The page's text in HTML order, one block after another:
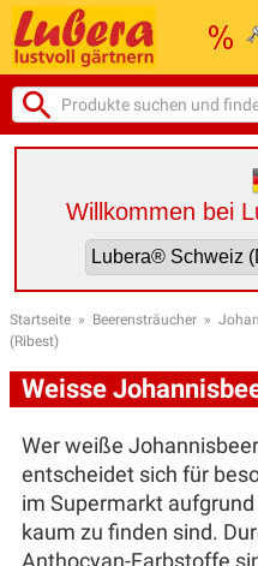
Willkommen bei
Startseite » Beerensträucher »
(Ribest)
Weisse
Wer weiße
entscheidet sich für
im Supermarkt
kaum zu finden sind.
Anthocyan-Farbstoffe